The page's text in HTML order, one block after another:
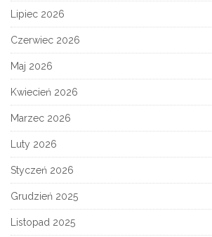
Lipiec 2026
Czerwiec 2026
Maj 2026
Kwiecień 2026
Marzec 2026
Luty 2026
Styczeń 2026
Grudzień 2025
Listopad 2025